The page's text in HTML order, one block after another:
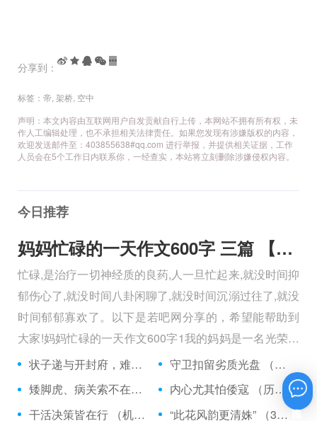
分享到：
标签： 帝 架桥 空中
声明：本文内容由互联网用户自发贡献自行上传，本网站不拥有所有权，未
作人工编辑处理，也不承担相关法律责任。如果您发现有涉嫌版权的内容，
欢迎发送邮件至：403855638#qq.com 进行举报，并提供相关证据，工作
人员会在5个工作日内联系你，一经查实，本站将立刻删除涉嫌侵权内容。
今日推荐
妈妈忙碌的一天作文600字 三篇 【600字】
忙碌,是治疗一切神经质的良药,人一旦忙起来,就没时间抑
郁伤心了,就没时间八卦闲聊了,就没时间沉溺过往了,就没
时间郁郁寡欢了。以下是若吧网分享的，希望能帮助到
大家!妈妈忙碌的一天作文600字1我的妈妈是一名光荣的
人民警察，她总有做不完的事情。
状子递与开封府，难忍怒气心中生 （5字口语）
守卫扣留劣质光盘 （5字常言）
矮脚虎、病关索不在，智多星、行者前往此处 （七字俗语）
内心尤其怕倭寇 （历法用语一卷帘）
干活决策皆在行 （机构简称二）
“此花风韵更清姝” （3字手机品牌）